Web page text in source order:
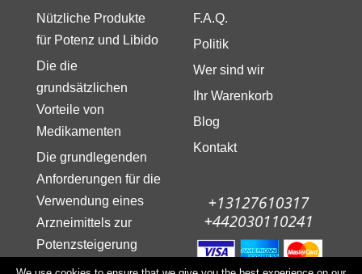
Nützliche Produkte
für Potenz und Libido
Die die
grundsätzlichen
Vorteile von
Medikamenten
Die grundlegenden
Anforderungen für die
Verwendung eines
Arzneimittels zur
Potenzsteigerung
Produkte, die die
F.A.Q.
Politik
Wer sind wir
Ihr Warenkorb
Blog
Kontakt